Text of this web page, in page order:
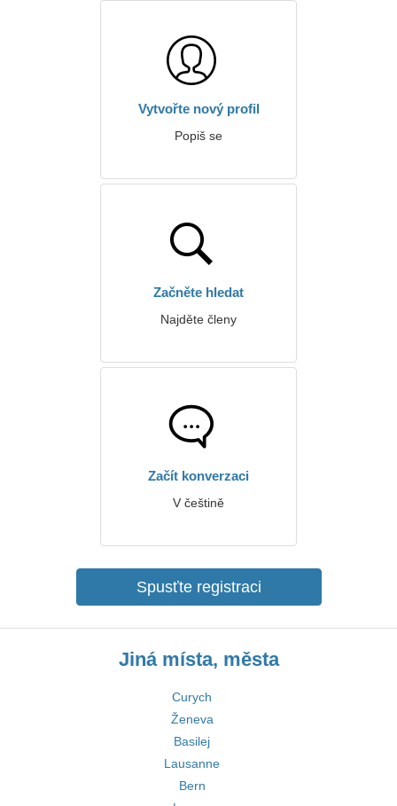
Vytvořte nový profil
Popiš se
Začněte hledat
Najděte členy
Začít konverzaci
V češtině
Spusťte registraci
Jiná místa, města
Curych
Ženeva
Basilej
Lausanne
Bern